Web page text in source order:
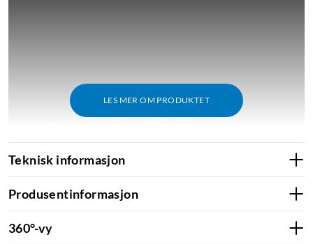
LES MER OM PRODUKTET
Teknisk informasjon
Produsentinformasjon
360°-vy